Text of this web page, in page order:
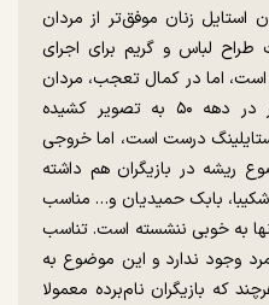
زنان موفق‌تر از مردان
لباس و گریم برای اجرای
است، اما در کمال تعجب، مردان
بسیار گل‌درشت‌تر و غیرخلاقانه‌تر در دهه ۵۰ به تصویر کشیده
درست است، اما خروجی
ریشه در بازیگران هم داشته
بابک حمیدیان و… مناسب
به خوبی ننشسته است. تناسب
مرد وجود ندارد و این موضوع به
که بازیگران نام‌برده معمولا